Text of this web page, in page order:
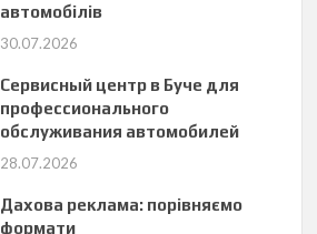
автомобілів
30.07.2026
Сервисный центр в Буче для
профессионального
обслуживания автомобилей
28.07.2026
Дахова реклама: порівняємо
формати